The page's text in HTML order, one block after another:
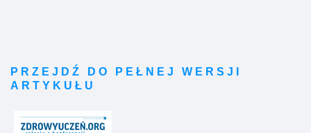
PRZEJDŹ DO PEŁNEJ WERSJI
ARTYKUŁU